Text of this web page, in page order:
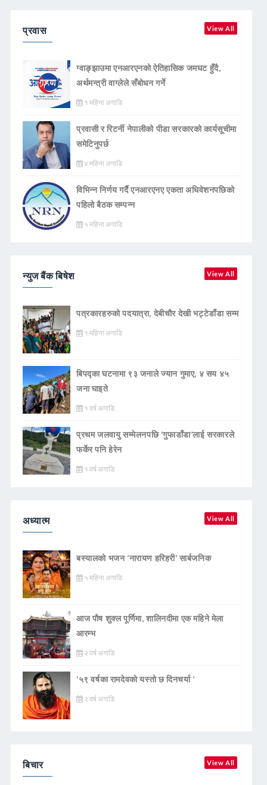
प्रवास View All
ग्वाङ्झाउमा एनआरएनको ऐतिहासिक जमघट हुँदै,
अर्थमन्त्री वाग्लेले सँबोधन गर्ने
१ महिना अगाडि
प्रवासी र रिटर्नी नेपालीको पीडा सरकारको कार्यसूचीमा
समेटिनुपर्छ
४ महिना अगाडि
विभिन्न निर्णय गर्दै एनआरएनए एकता अधिवेशनपछिको
पहिलो बैठक सम्पन्न
५ महिना अगाडि
न्युज बैंक बिषेश View All
पत्रकारहरुको पदयात्रा, देबीचौर देखी भट्टेडाँडा सम्म
१ महिना अगाडि
बिपद्का घटनामा ९३ जनाले ज्यान गुमाए, ४ सय ४५
जना घाइते
१ वर्ष अगाडि
प्रथम जलवायु सम्मेलनपछि ‘गुफाडाँडा’लाई सरकारले
फर्केर पनि हेरेन
१ वर्ष अगाडि
अध्यात्म View All
बस्यालको भजन ‘नारायण हरिहरी’ सार्बजनिक
५ महिना अगाडि
आज पौष शुक्ल पूर्णिमा, शालिनदीमा एक महिने मेला
आरम्भ
२ वर्ष अगाडि
‘५९ वर्षका रामदेवकाे यस्ताे छ दिनचर्या ’
२ वर्ष अगाडि
बिचार View All